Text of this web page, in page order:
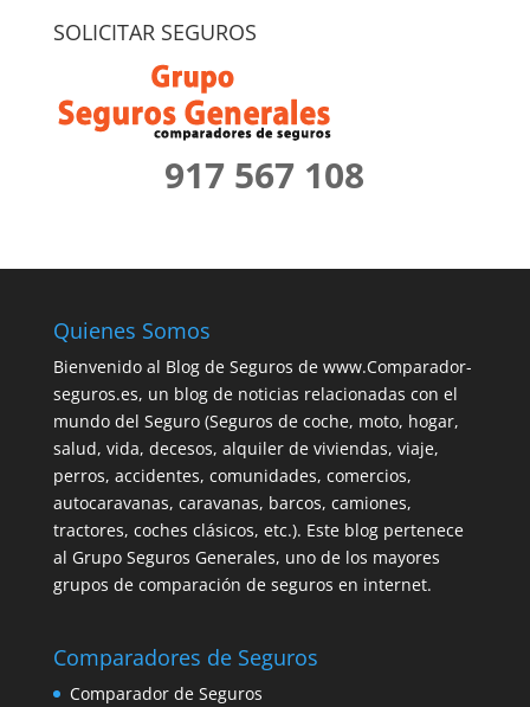
SOLICITAR SEGUROS
917 567 108
Quienes Somos
Bienvenido al Blog de Seguros de www.Comparador-
seguros.es, un blog de noticias relacionadas con el
mundo del Seguro (Seguros de coche, moto, hogar,
salud, vida, decesos, alquiler de viviendas, viaje,
perros, accidentes, comunidades, comercios,
autocaravanas, caravanas, barcos, camiones,
tractores, coches clásicos, etc.). Este blog pertenece
al Grupo Seguros Generales, uno de los mayores
grupos de comparación de seguros en internet.
Comparadores de Seguros
Comparador de Seguros